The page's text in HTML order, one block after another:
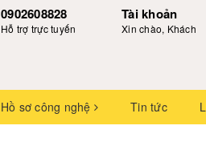
0902608828
Hỗ trợ trực tuyến
Tài khoản
Xin chào, Khách
Hồ sơ công nghệ Tin tức